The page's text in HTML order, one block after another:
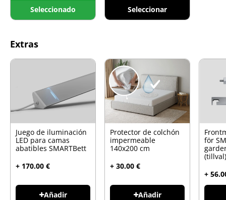
Seleccionado Seleccionar
Extras
Juego de iluminación
LED para camas
abatibles SMARTBett
+ 170.00 €
Añadir
Protector de colchón
impermeable
140x200 cm
+ 30.00 €
Añadir
för
+